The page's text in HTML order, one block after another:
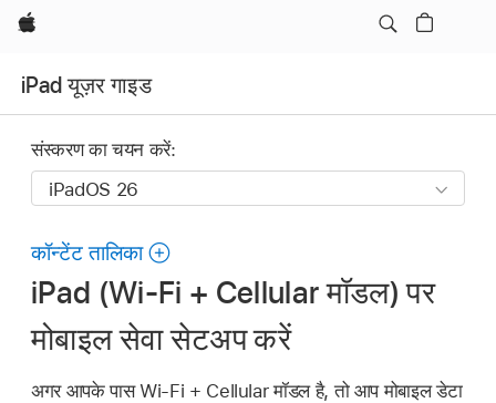
Apple
iPad यूज़र गाइड
संस्करण का चयन करें:
कॉन्टेंट तालिका
iPad (Wi-Fi + Cellular मॉडल) पर
मोबाइल सेवा सेटअप करें
अगर आपके पास Wi-Fi + Cellular मॉडल है, तो आप मोबाइल डेटा